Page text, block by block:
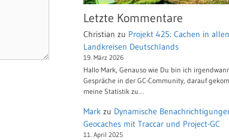
Letzte Kommentare
Christian zu Projekt 425: Cachen in
Landkreisen Deutschlands
19. März 2026
Hallo Mark, Genauso wie Du bin ich
Gespräche in der GC-Community, darauf
meine Statistik zu…
Mark zu Dynamische
Geocaches mit Traccar und Project-GC
11. April 2025